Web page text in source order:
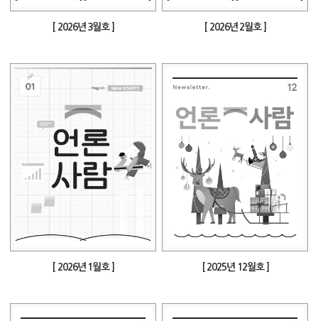
[ 2026년 3월호 ] [ 2026년 2월호 ]
[ 2026년 1월호 ] [ 2025년 12월호 ]